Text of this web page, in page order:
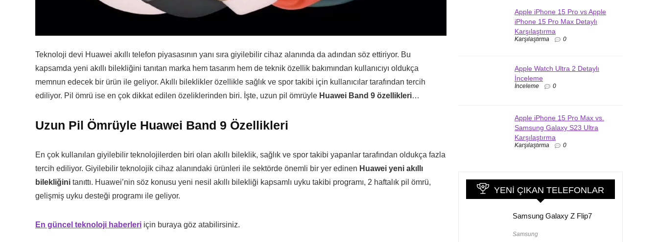
Teknoloji devi Huawei akıllı telefon piyasasının yanı sıra giyilebilir cihaz alanında da adından söz ettiriyor. Bu
kapsamda yeni akıllı bilekliğini tanıtan marka hem tasarım hem de teknik özellik bakımından kullanıcıyı oldukça
memnun edecek bir ürün ile geliyor. Akıllı bileklikler özellikle sağlık ve spor takibi için kullanıcılar tarafından tercih
ediliyor. Pil ömrü ise en çok dikkat edilen özeliklerinden biri. İşte, uzun pil ömrüyle Huawei Band 9 özellikleri…
Uzun Pil Ömrüyle Huawei Band 9 Özellikleri
En çok kullanılan giyilebilir teknolojilerden biri olan akıllı bileklik, sağlık ve spor takibi yapanlar tarafından oldukça fazla
tercih ediliyor. Giyilebilir teknolojik cihaz alanındaki ürünleri ile sektörde önemli bir yer edinen Huawei yeni akıllı
bilekliğini tanıttı. Huawei’nin söz konusu yeni nesil akıllı bilekliği kapsamlı uyku takibi programı, 2 haftalık pil ömrü,
gelişmiş uyku desteği programı ile geliyor.
En güncel teknoloji haberleri için buraya göz atabilirsiniz.
Apple iPhone 15 Pro vs Apple
iPhone 15 Pro Max Detaylı
Karşılaştırma
Karşılaştırma 0
Apple Watch Ultra 2 Detaylı
İnceleme
İnceleme 0
Apple iPhone 15 Pro Max vs.
Samsung Galaxy S23 Ultra
Karşılaştırma
Karşılaştırma 0
YENI ÇIKAN TELEFONLAR
Samsung Galaxy Z Flip7
Samsung